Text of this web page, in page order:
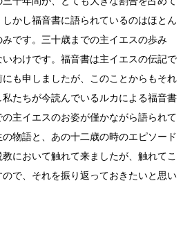
かし福音書に語られているのはほとん
です。三十歳までの主イエスの歩み
わけです。福音書は主イエスの伝記で
も申しましたが、このことからもそれ
たちが今読んでいるルカによる福音書
主イエスのお姿が僅かながら語られて
物語と、あの十二歳の時のエピソード
において触れて来ましたが、触れてこ
で、それを振り返っておきたいと思い